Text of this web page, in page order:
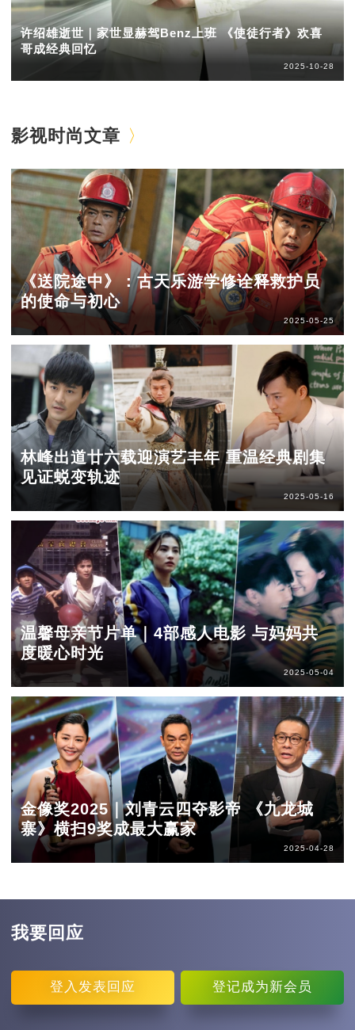
许绍雄逝世｜家世显赫驾Benz上班 《使徒行者》欢喜
哥成经典回忆
2025-10-28
影视时尚文章
《送院途中》：古天乐游学修诠释救护员
的使命与初心
2025-05-25
林峰出道廿六载迎演艺丰年 重温经典剧集
见证蜕变轨迹
2025-05-16
温馨母亲节片单｜4部感人电影 与妈妈共
度暖心时光
2025-05-04
金像奖2025｜刘青云四夺影帝 《九龙城
寨》横扫9奖成最大赢家
2025-04-28
我要回应
登入 发表回应 登记成为新会员